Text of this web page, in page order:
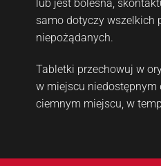
lub jest bolesna,
samo dotyczy wszelkich
niepożądanych.
Tabletki przechowuj w
w miejscu niedostępnym
ciemnym miejscu, w